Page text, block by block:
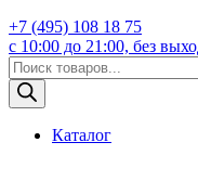
+7 (495) 108 18 75
с 10:00 до 21:00, без
Поиск
товаров
Каталог